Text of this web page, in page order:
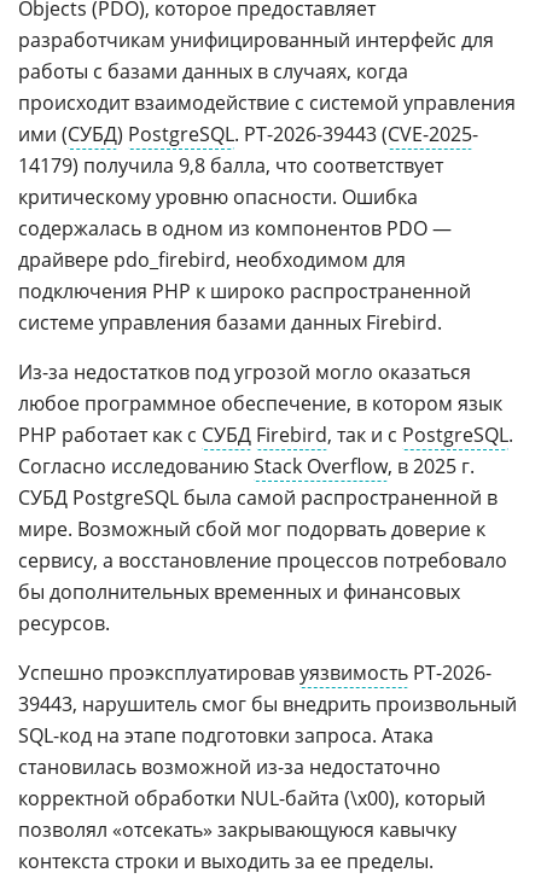
Objects (PDO), которое предоставляет
разработчикам унифицированный интерфейс для
работы с базами данных в случаях, когда
происходит взаимодействие с системой управления
ими (СУБД) PostgreSQL. PT-2026-39443 (CVE-2025-
14179) получила 9,8 балла, что соответствует
критическому уровню опасности. Ошибка
содержалась в одном из компонентов PDO —
драйвере pdo_firebird, необходимом для
подключения PHP к широко распространенной
системе управления базами данных Firebird.
Из-за недостатков под угрозой могло оказаться
любое программное обеспечение, в котором язык
PHP работает как с СУБД Firebird, так и с PostgreSQL.
Согласно исследованиюStack Overflow, в 2025 г.
СУБД PostgreSQL была самой распространенной в
мире. Возможный сбой мог подорвать доверие к
сервису, а восстановление процессов потребовало
бы дополнительных временных и финансовых
ресурсов.
Успешно проэксплуатировавуязвимость PT-2026-
39443, нарушитель смог бы внедрить произвольный
SQL-код на этапе подготовки запроса. Атака
становилась возможной из-за недостаточно
корректной обработки NUL-байта (\x00), который
позволял «отсекать» закрывающуюся кавычку
контекста строки и выходить за ее пределы.